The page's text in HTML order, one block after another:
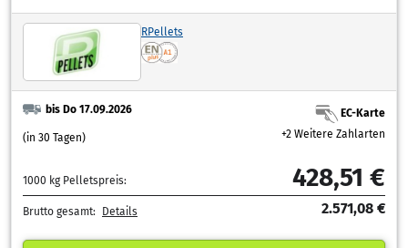
RPellets
bis Do 17.09.2026
(in 30 Tagen)
EC-Karte
+2 Weitere Zahlarten
1000 kg Pelletspreis: 428,51 €
Brutto gesamt: Details 2.571,08 €